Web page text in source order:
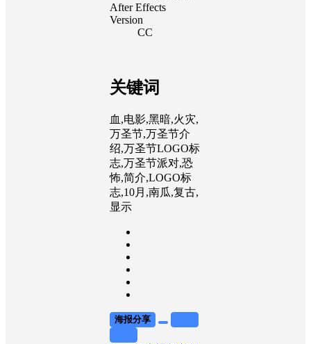
After Effects
Version
CC
关键词
血,电影,黑暗,火灾,
万圣节,万圣节介
绍,万圣节LOGO标
志,万圣节派对,恐
怖,简介,LOGO标
志,10月,南瓜,复古,
显示
海报分享